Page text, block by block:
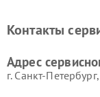
Контакты
Адрес
г. Санкт-